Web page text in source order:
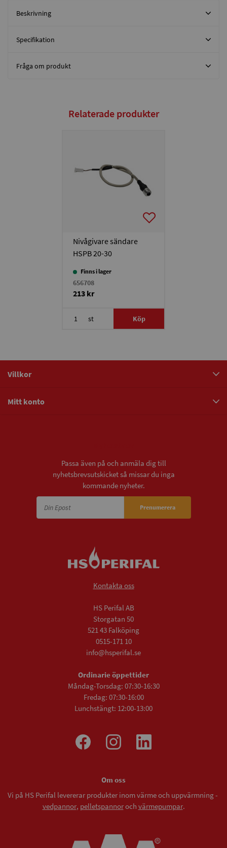
Beskrivning
Specifikation
Fråga om produkt
Relaterade produkter
Nivågivare sändare
HSPB 20-30
Finns i lager
656708
213 kr
st Köp
Villkor
Mitt konto
Passa även på och anmäla dig till
nyhetsbrevsutskicket så missar du inga
kommande nyheter.
Prenumerera
Kontakta oss
HS Perifal AB
Storgatan 50
521 43 Falköping
0515-171 10
info@hsperifal.se
Ordinarie öppettider
Måndag-Torsdag: 07:30-16:30
Fredag: 07:30-16:00
Lunchstängt: 12:00-13:00
Om oss
Vi på HS Perifal levererar produkter inom värme och uppvärmning -
vedpannor, pelletspannoroch värmepumpar.